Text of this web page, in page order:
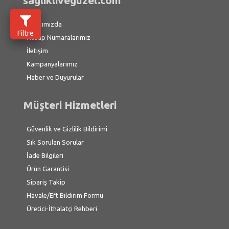
Filtre
Hakkımızda
Hesap Numaralarımız
İletişim
Kampanyalarımız
Haber ve Duyurular
Müşteri Hizmetleri
Güvenlik ve Gizlilik Bildirimi
Sık Sorulan Sorular
İade Bilgileri
Ürün Garantisi
Sipariş Takip
Havale/Eft Bildirim Formu
Üretici-İthalatçi Rehberi